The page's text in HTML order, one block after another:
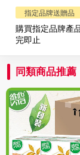
指定品牌送贈品
購買指定品牌產
完即止
同類商品推薦